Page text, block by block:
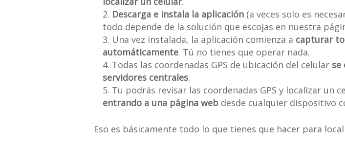
Descarga e instala la aplicación (a veces solo es
todo depende de la solución que escojas en nuestra
Una vez instalada, la aplicación comienza a capturar
automáticamente. Tú no tienes que operar nada.
Todas las coordenadas GPS de ubicación del celular se
servidores centrales.
Tu podrás revisar las coordenadas GPS y localizar un
entrando a una página web desde cualquier dispositivo
Eso es básicamente todo lo que tienes que hacer para